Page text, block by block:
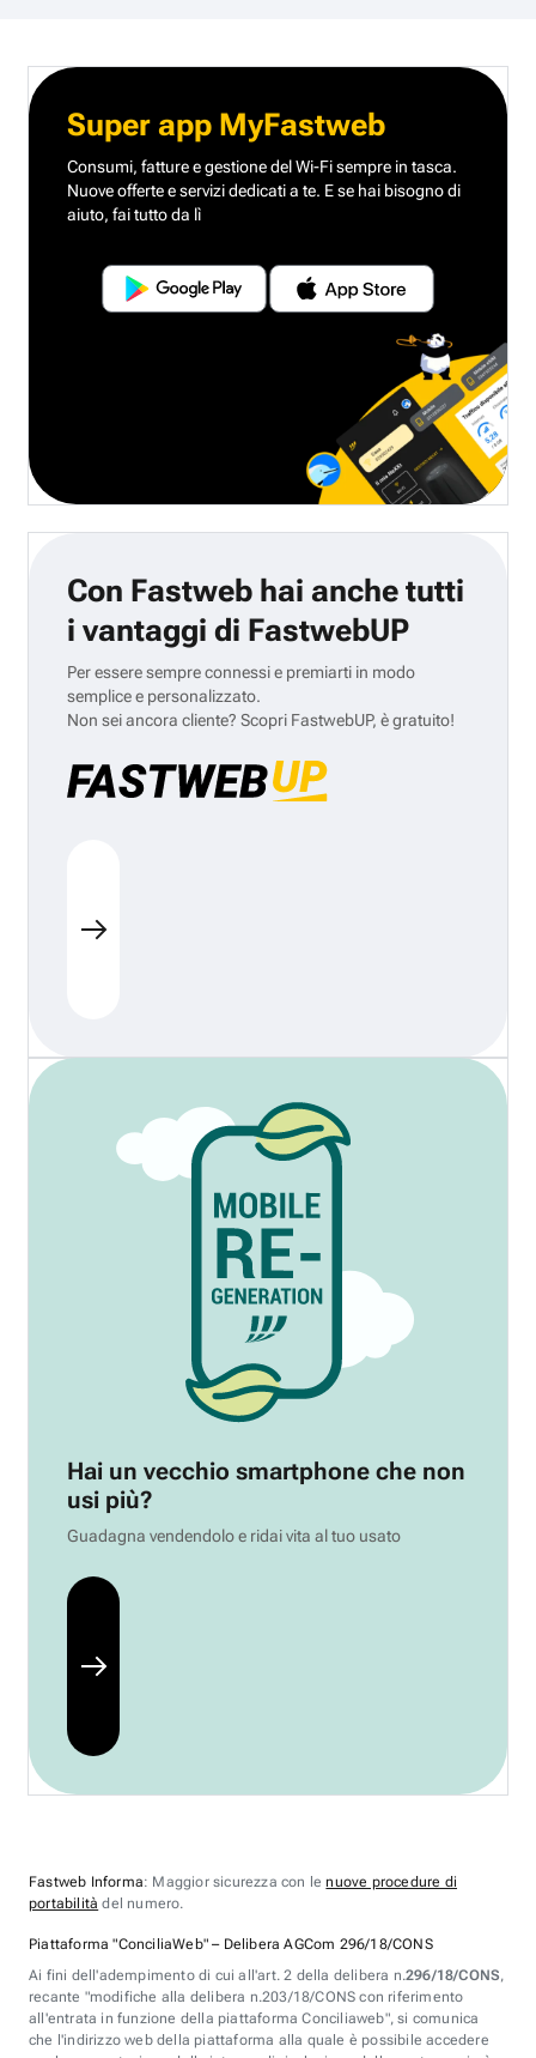
Super app MyFastweb
Consumi, fatture e gestione del Wi-Fi sempre in tasca.
Nuove offerte e servizi dedicati a te. E se hai bisogno di
aiuto, fai tutto da lì
Con Fastweb hai anche tutti
i vantaggi di FastwebUP
Per essere sempre connessi e premiarti in modo
semplice e personalizzato.
Non sei ancora cliente? Scopri FastwebUP, è gratuito!
Hai un vecchio smartphone che non
usi più?
Guadagna vendendolo e ridai vita al tuo usato
Fastweb Informa: Maggior sicurezza con lenuove procedure di
portabilità del numero.
Piattaforma "ConciliaWeb" – Delibera AGCom 296/18/CONS
Ai fini dell'adempimento di cui all'art. 2 della delibera n.296/18/CONS,
recante "modifiche alla delibera n.203/18/CONS con riferimento
all'entrata in funzione della piattaforma Conciliaweb", si comunica
che l'indirizzo web della piattaforma alla quale è possibile accedere